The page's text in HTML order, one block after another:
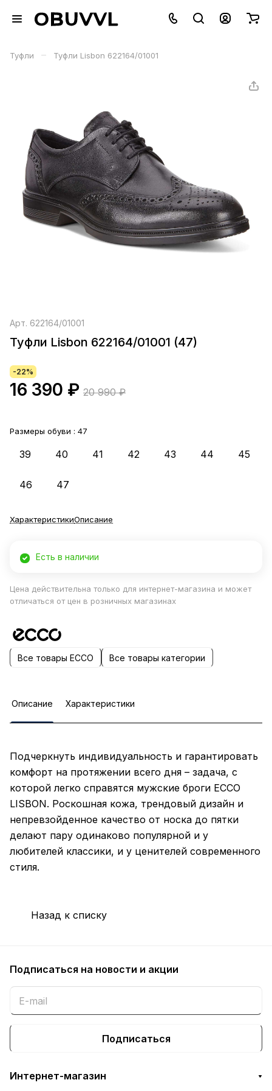
Туфли – Туфли Lisbon 622164/01001
Арт. 622164/01001
Туфли Lisbon 622164/01001 (47)
-22%
16 390 ₽ 20 990 ₽
Размеры обуви : 47
39 40 41 42 43 44 45
46 47
ХарактеристикиОписание
Есть в наличии
Цена действительна только для интернет-магазина и может
отличаться от цен в розничных магазинах
Все товары ECCO Все товары категории
Описание Характеристики
Подчеркнуть индивидуальность и гарантировать
комфорт на протяжении всего дня – задача, с
которой легко справятся мужские броги ECCO
LISBON. Роскошная кожа, трендовый дизайн и
непревзойденное качество от носка до пятки
делают пару одинаково популярной и у
любителей классики, и у ценителей современного
стиля.
Назад к списку
Подписаться на новости и акции
Подписаться
Интернет-магазин